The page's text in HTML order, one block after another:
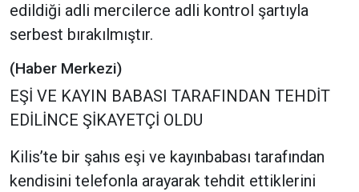
edildiği adli mercilerce adli kontrol şartıyla
serbest bırakılmıştır.
(Haber Merkezi)
EŞİ VE KAYIN BABASI TARAFINDAN TEHDİT
EDİLİNCE ŞİKAYETÇİ OLDU
Kilis’te bir şahıs eşi ve kayınbabası tarafından
kendisini telefonla arayarak tehdit ettiklerini